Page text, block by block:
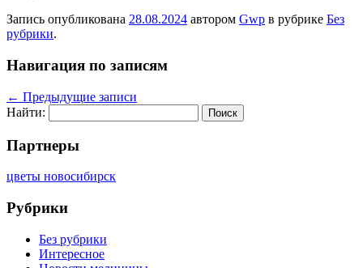
Запись опубликована 28.08.2024 автором Gwp в рубрике Без
рубрики.
Навигация по записям
← Предыдущие записи
Найти:
Партнеры
цветы новосибирск
Рубрики
Без рубрики
Интересное